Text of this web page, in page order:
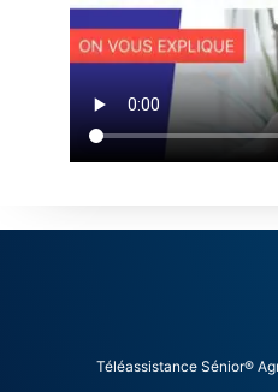
Téléassistance Sénior®